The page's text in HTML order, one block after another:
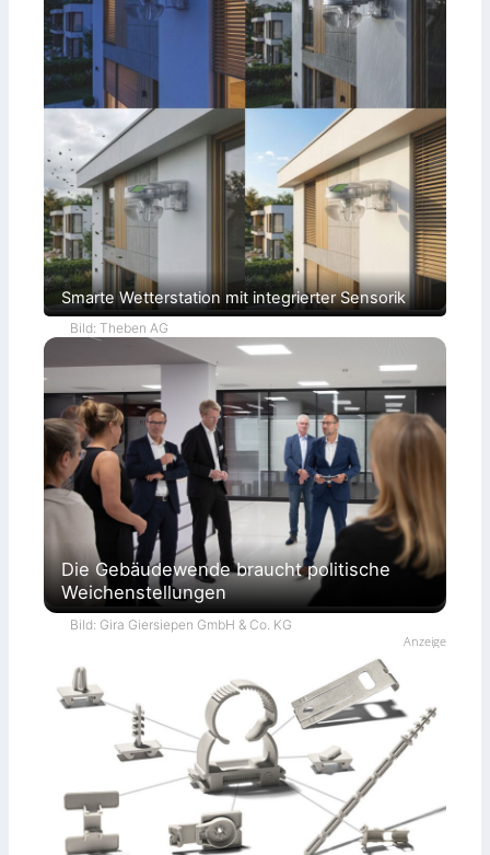
Smarte Wetterstation mit integrierter Sensorik
Bild: Theben AG
Die Gebäudewende braucht politische
Weichenstellungen
Bild: Gira Giersiepen GmbH & Co. KG
Anzeige